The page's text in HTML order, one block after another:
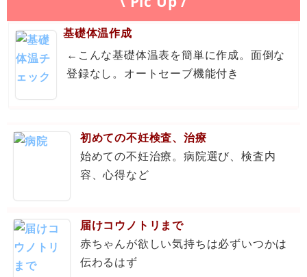
基礎体温作成
←こんな基礎体温表を簡単に作成。面倒な
登録なし。オートセーブ機能付き
初めての不妊検査、治療
始めての不妊治療。病院選び、検査内
容、心得など
届けコウノトリまで
赤ちゃんが欲しい気持ちは必ずいつかは
伝わるはず